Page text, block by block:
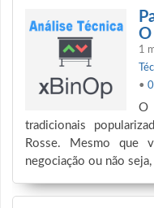
O
1
•
O
tradicionais
Rosse. Mesmo que
negociação ou não